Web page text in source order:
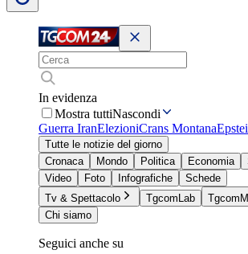
In evidenza
Mostra tuttiNascondi
Guerra IranElezioniCrans Montana
Tutte le notizie del giorno
Cronaca
Mondo Politica Economia
Video
Foto Infografiche
Schede
Tv & Spettacolo
TgcomLab
Chi siamo
Seguici anche su